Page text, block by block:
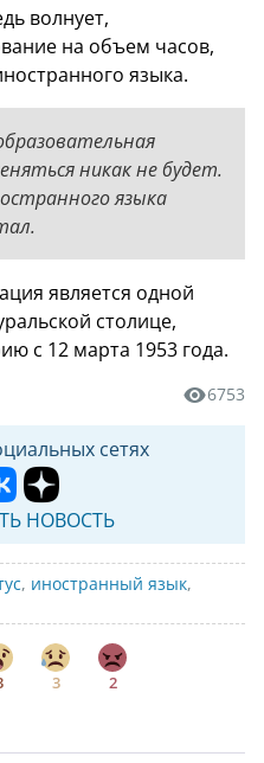
волнует,
на объем часов,
языка.
никак не будет.
языка
является одной
столице,
с 12 марта 1953 года.
6753
сетях
НОВОСТЬ
, иностранный язык,
3 2